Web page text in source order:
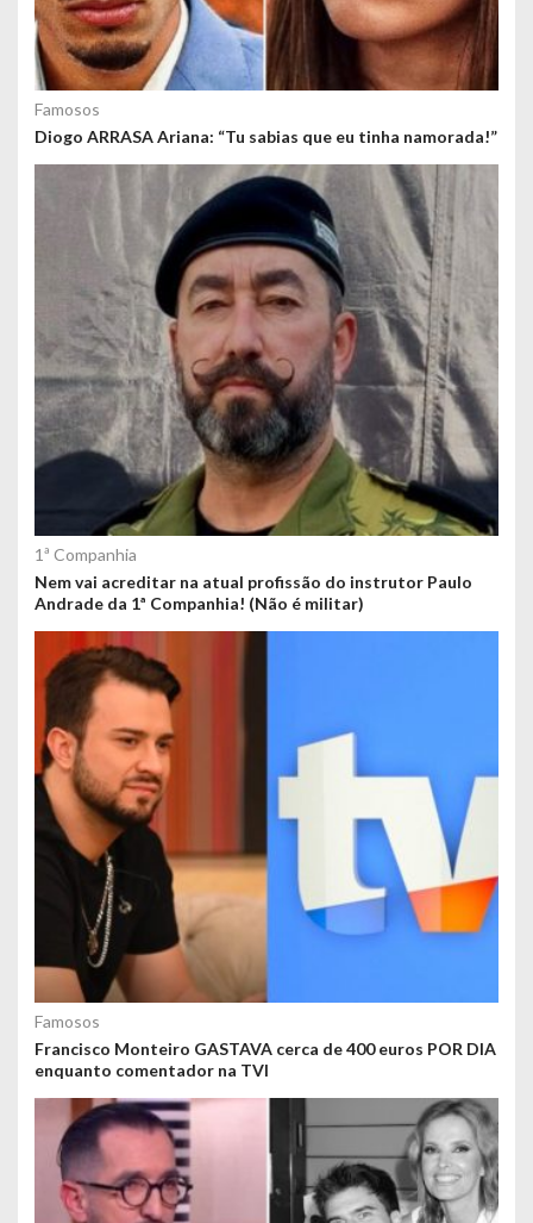
Famosos
Diogo ARRASA Ariana: “Tu sabias que eu tinha namorada!”
1ª Companhia
Nem vai acreditar na atual profissão do instrutor Paulo
Andrade da 1ª Companhia! (Não é militar)
Famosos
Francisco Monteiro GASTAVA cerca de 400 euros POR DIA
enquanto comentador na TVI